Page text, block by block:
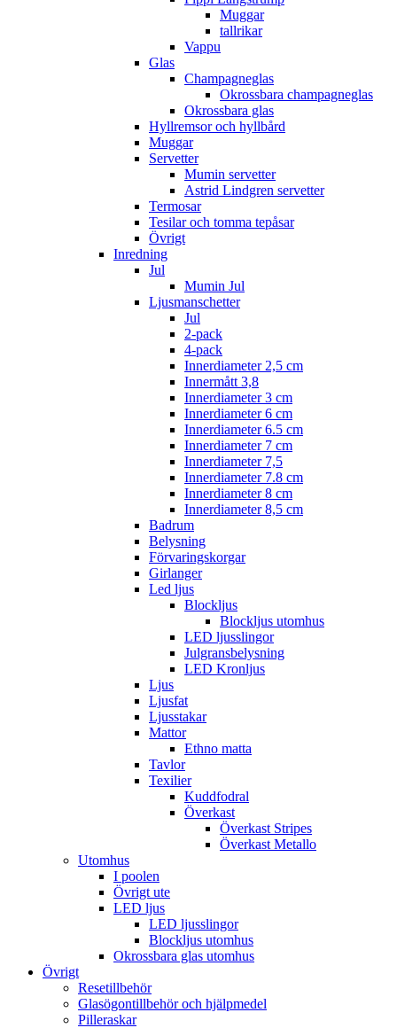
Muggar
tallrikar
Vappu
Glas
Champagneglas
Okrossbara champagneglas
Okrossbara glas
Hyllremsor och hyllbård
Muggar
Servetter
Mumin servetter
Astrid Lindgren servetter
Termosar
Tesilar och tomma tepåsar
Övrigt
Inredning
Jul
Mumin Jul
Ljusmanschetter
Jul
2-pack
4-pack
Innerdiameter 2,5 cm
Innermått 3,8
Innerdiameter 3 cm
Innerdiameter 6 cm
Innerdiameter 6.5 cm
Innerdiameter 7 cm
Innerdiameter 7,5
Innerdiameter 7.8 cm
Innerdiameter 8 cm
Innerdiameter 8,5 cm
Badrum
Belysning
Förvaringskorgar
Girlanger
Led ljus
Blockljus
Blockljus utomhus
LED ljusslingor
Julgransbelysning
LED Kronljus
Ljus
Ljusfat
Ljusstakar
Mattor
Ethno matta
Tavlor
Texilier
Kuddfodral
Överkast
Överkast Stripes
Överkast Metallo
Utomhus
I poolen
Övrigt ute
LED ljus
LED ljusslingor
Blockljus utomhus
Okrossbara glas utomhus
Övrigt
Resetillbehör
Glasögontillbehör och hjälpmedel
Pilleraskar